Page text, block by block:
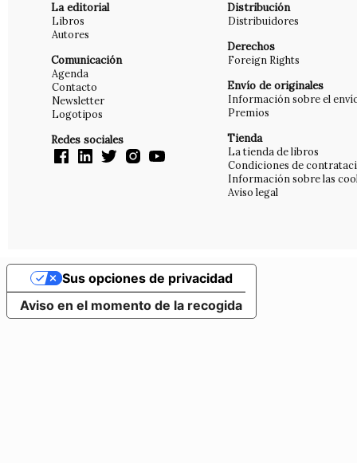
La editorial
Libros
Autores
Comunicación
Agenda
Contacto
Newsletter
Logotipos
Redes sociales
Distribución
Distribuidores
Derechos
Foreign Rights
Envío de originales
Información sobre el
Premios
Tienda
La tienda de libros
Condiciones de
Información sobre las
Aviso legal
Aviso en el momento de la recogida
Sus opciones de privacidad